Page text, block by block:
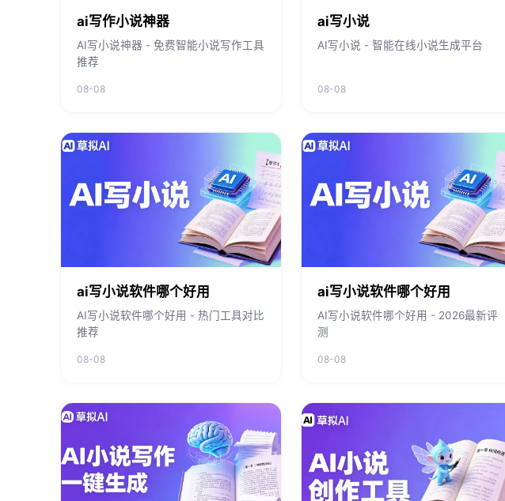
ai写作小说神器
AI写小说神器 - 免费智能小说写作工具
推荐
08-08
ai写小说
AI写小说 - 智能在线小说生成平台
08-08
ai写小说软件哪个好用
AI写小说软件哪个好用 - 热门工具对比
推荐
08-08
ai写小说软件哪个好用
AI写小说软件哪个好用 - 2026最新评
测
08-08